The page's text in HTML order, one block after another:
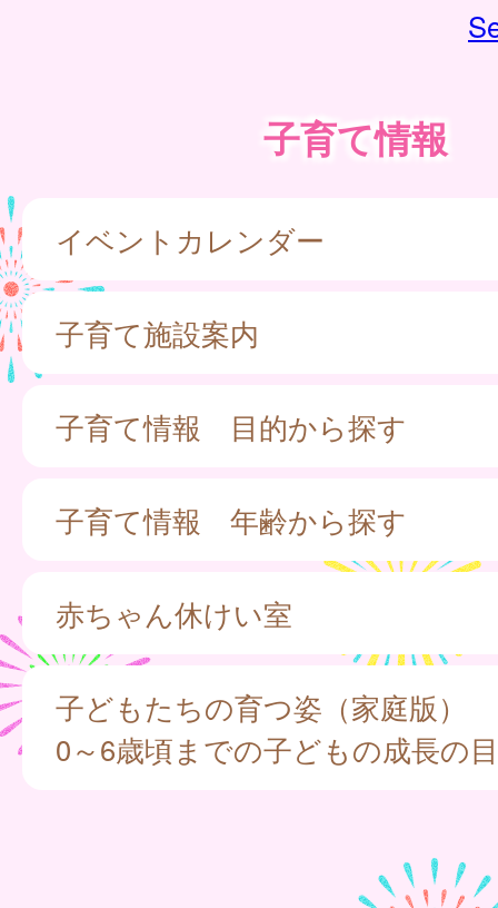
子育て情報
イベントカレンダー
子育て施設案内
子育て情報 目的から探す
子育て情報 年齢から探す
赤ちゃん休けい室
子どもたちの育つ姿（家庭版）
0～6歳頃までの子どもの成長の